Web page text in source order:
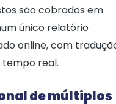
são cobrados em
único relatório
online, com
real.
de múltiplos